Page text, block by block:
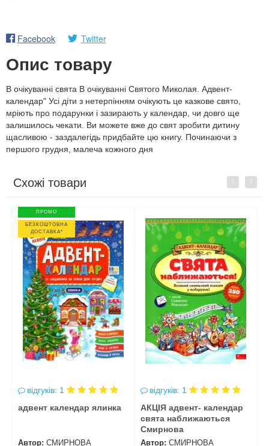
Facebook Twitter
Опис товару
В очікуванні свята В очікуванні Святого Миколая. Адвент-
календар" Усі діти з нетерпінням очікують це казкове свято,
мріють про подарунки і зазирають у календар, чи довго ще
залишилось чекати. Ви можете вже до свят зробити дитину
щасливою - заздалегідь придбайте цю книгу. Починаючи з
першого грудня, малеча кожного дня
Схожі товари Previous
ПРОМО
БЕЗКОШТОВНА
ДОСТАВКА*
відгуків: 1
адвент календар ялинка
Автор: СМИРНОВА
відгуків: 1
АКЦІЯ адвент- календар
свята наближаються
Смирнова
Автор: СМИРНОВА
Next